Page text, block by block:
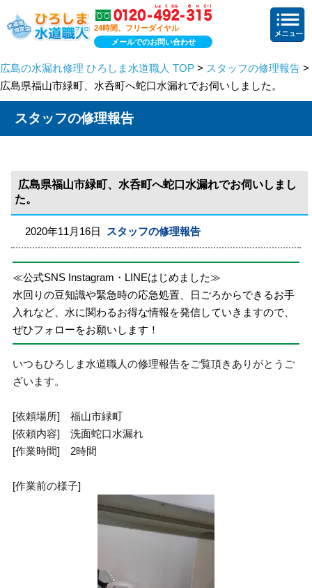
24時間、フリーダイヤル
メールでのお問い合わせ
広島の水漏れ修理 ひろしま水道職人 TOP > スタッフの修理報告 >
広島県福山市緑町、水呑町へ蛇口水漏れでお伺いしました。
スタッフの修理報告
広島県福山市緑町、水呑町へ蛇口水漏れでお伺いしまし
た。
2020年11月16日 スタッフの修理報告
≪公式SNS Instagram・LINEはじめました≫
水回りの豆知識や緊急時の応急処置、日ごろからできるお手
入れなど、水に関わるお得な情報を発信していきますので、
ぜひフォローをお願いします！
いつもひろしま水道職人の修理報告をご覧頂きありがとうご
ざいます。
[依頼場所] 福山市緑町
[依頼内容] 洗面蛇口水漏れ
[作業時間] 2時間
[作業前の様子]